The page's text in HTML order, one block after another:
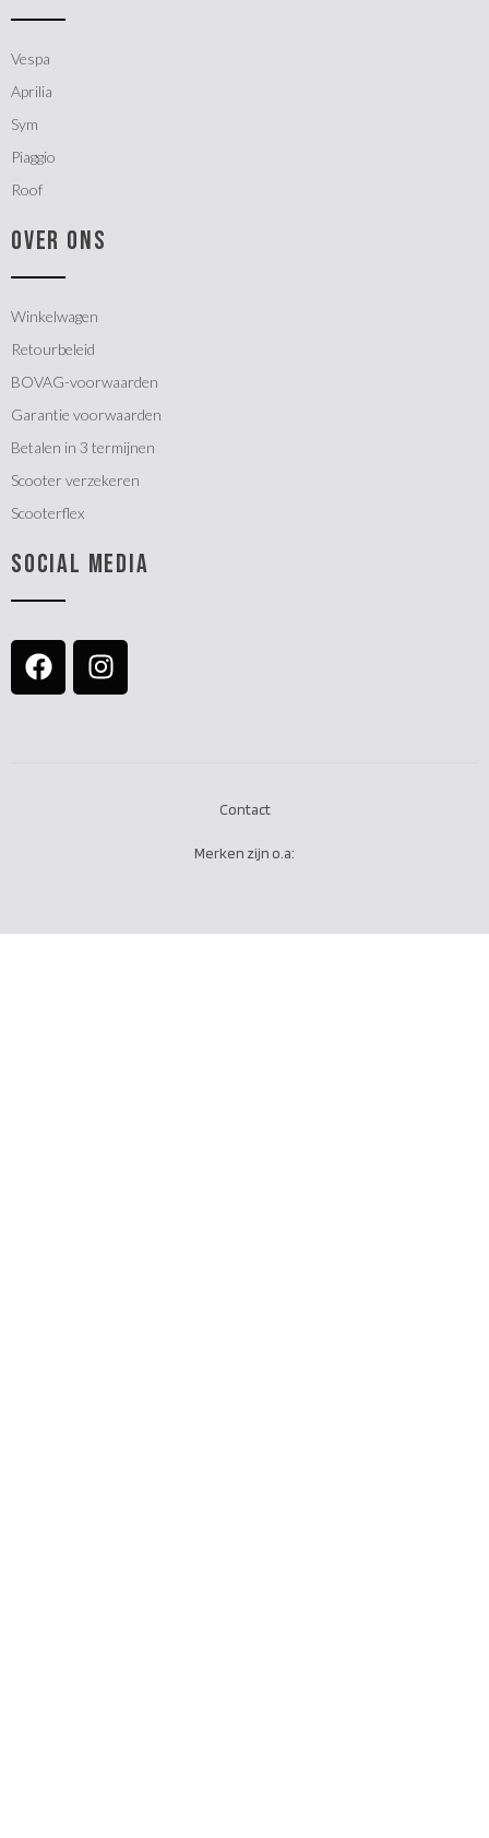
Vespa
Aprilia
Sym
Piaggio
Roof
OVER ONS
Winkelwagen
Retourbeleid
BOVAG-voorwaarden
Garantie voorwaarden
Betalen in 3 termijnen
Scooter verzekeren
Scooterflex
SOCIAL MEDIA
Merken zijn o.a:
Contact